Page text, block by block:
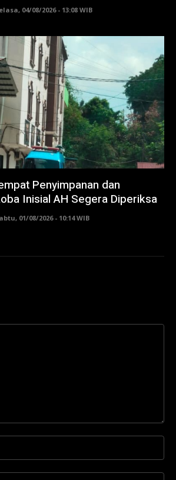
04/08/2026 - 13:08 WIB
Penyimpanan dan
Inisial AH Segera Diperiksa
01/08/2026 - 10:14 WIB